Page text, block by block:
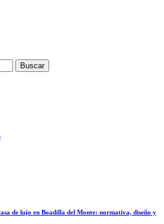
de lujo en Boadilla del Monte: normativa, diseño y